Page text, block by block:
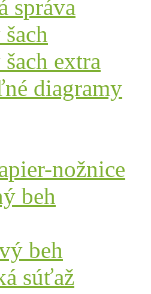
správa
extra
diagramy
nožnice
beh
beh
súťaž